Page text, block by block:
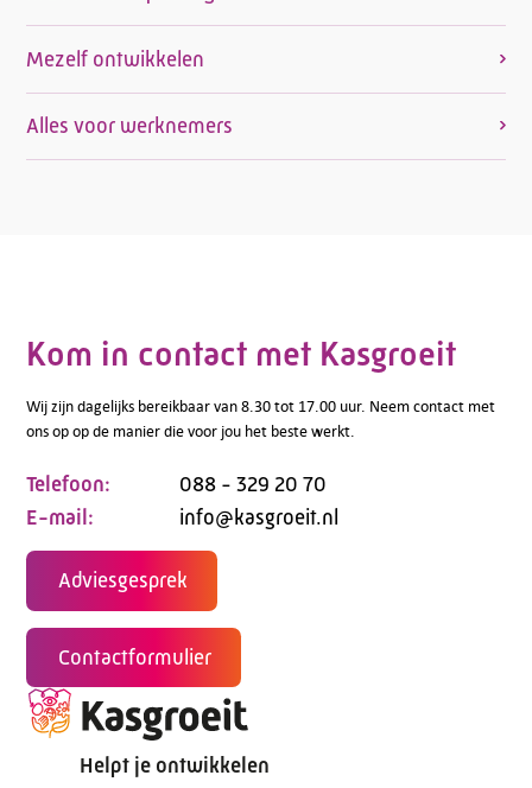
Mezelf ontwikkelen
Alles voor werknemers
Kom in contact met Kasgroeit
Wij zijn dagelijks bereikbaar van 8.30 tot 17.00 uur. Neem contact met
ons op op de manier die voor jou het beste werkt.
Telefoon:
088 - 329 20 70
E-mail:
info@kasgroeit.nl
Adviesgesprek
Contactformulier
Helpt je ontwikkelen